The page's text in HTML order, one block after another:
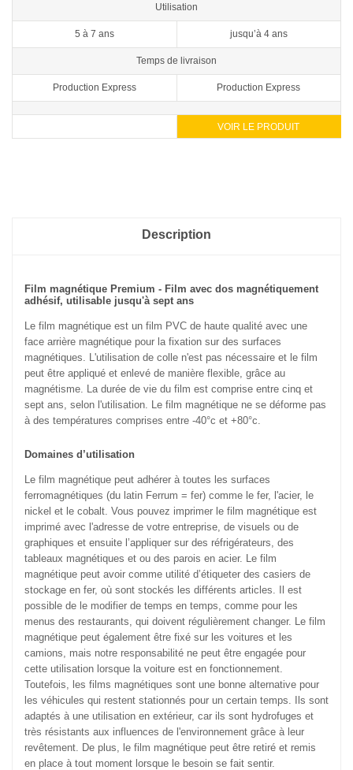
Utilisation
5 à 7 ans jusqu’à 4 ans
Temps de livraison
Production Express Production Express
VOIR LE PRODUIT
Description
Film magnétique Premium - Film avec dos magnétiquement
adhésif, utilisable jusqu'à sept ans
Le film magnétique est un film PVC de haute qualité avec une
face arrière magnétique pour la fixation sur des surfaces
magnétiques. L'utilisation de colle n'est pas nécessaire et le film
peut être appliqué et enlevé de manière flexible, grâce au
magnétisme. La durée de vie du film est comprise entre cinq et
sept ans, selon l'utilisation. Le film magnétique ne se déforme pas
à des températures comprises entre -40°c et +80°c.
Domaines d’utilisation
Le film magnétique peut adhérer à toutes les surfaces
ferromagnétiques (du latin Ferrum = fer) comme le fer, l'acier, le
nickel et le cobalt. Vous pouvez imprimer le film magnétique est
imprimé avec l'adresse de votre entreprise, de visuels ou de
graphiques et ensuite l’appliquer sur des réfrigérateurs, des
tableaux magnétiques et ou des parois en acier. Le film
magnétique peut avoir comme utilité d’étiqueter des casiers de
stockage en fer, où sont stockés les différents articles. Il est
possible de le modifier de temps en temps, comme pour les
menus des restaurants, qui doivent régulièrement changer. Le film
magnétique peut également être fixé sur les voitures et les
camions, mais notre responsabilité ne peut être engagée pour
cette utilisation lorsque la voiture est en fonctionnement.
Toutefois, les films magnétiques sont une bonne alternative pour
les véhicules qui restent stationnés pour un certain temps. Ils sont
adaptés à une utilisation en extérieur, car ils sont hydrofuges et
très résistants aux influences de l'environnement grâce à leur
revêtement. De plus, le film magnétique peut être retiré et remis
en place à tout moment lorsque le besoin se fait sentir.